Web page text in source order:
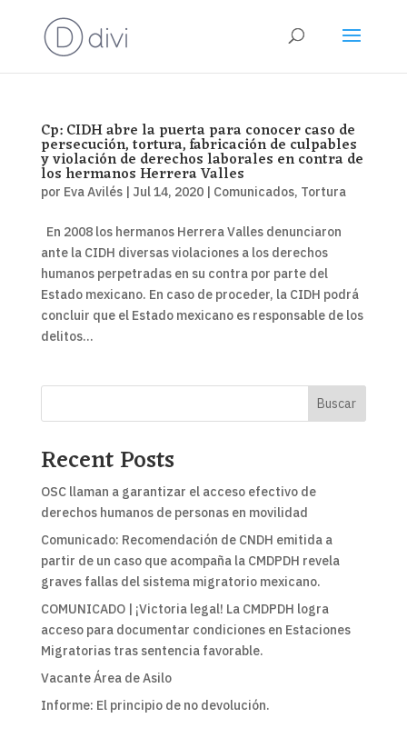
Cp: CIDH abre la puerta para conocer caso de
persecución, tortura, fabricación de culpables
y violación de derechos laborales en contra de
los hermanos Herrera Valles
por Eva Avilés| Jul 14, 2020| Comunicados, Tortura
En 2008 los hermanos Herrera Valles denunciaron
ante la CIDH diversas violaciones a los derechos
humanos perpetradas en su contra por parte del
Estado mexicano. En caso de proceder, la CIDH podrá
concluir que el Estado mexicano es responsable de los
delitos...
Buscar
Recent Posts
OSC llaman a garantizar el acceso efectivo de
derechos humanos de personas en movilidad
Comunicado: Recomendación de CNDH emitida a
partir de un caso que acompaña la CMDPDH revela
graves fallas del sistema migratorio mexicano.
COMUNICADO | ¡Victoria legal! La CMDPDH logra
acceso para documentar condiciones en Estaciones
Migratorias tras sentencia favorable.
Vacante Área de Asilo
Informe: El principio de no devolución.